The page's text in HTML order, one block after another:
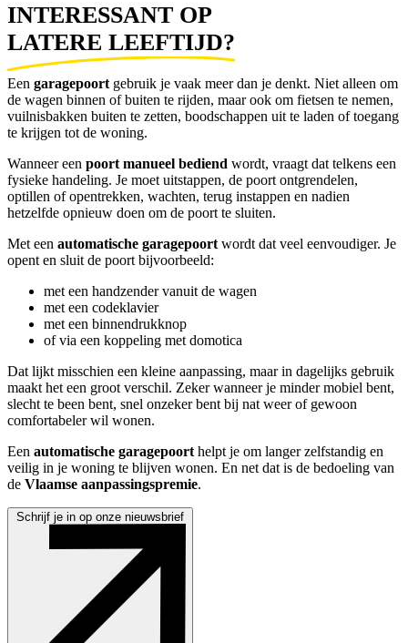
INTERESSANT OP
LATERE LEEFTIJD?
Een garagepoort gebruik je vaak meer dan je denkt. Niet alleen om
de wagen binnen of buiten te rijden, maar ook om fietsen te nemen,
vuilnisbakken buiten te zetten, boodschappen uit te laden of toegang
te krijgen tot de woning.
Wanneer een poort manueel bediend wordt, vraagt dat telkens een
fysieke handeling. Je moet uitstappen, de poort ontgrendelen,
optillen of opentrekken, wachten, terug instappen en nadien
hetzelfde opnieuw doen om de poort te sluiten.
Met een automatische garagepoort wordt dat veel eenvoudiger. Je
opent en sluit de poort bijvoorbeeld:
met een handzender vanuit de wagen
met een codeklavier
met een binnendrukknop
of via een koppeling met domotica
Dat lijkt misschien een kleine aanpassing, maar in dagelijks gebruik
maakt het een groot verschil. Zeker wanneer je minder mobiel bent,
slecht te been bent, snel onzeker bent bij nat weer of gewoon
comfortabeler wil wonen.
Een automatische garagepoort helpt je om langer zelfstandig en
veilig in je woning te blijven wonen. En net dat is de bedoeling van
de Vlaamse aanpassingspremie.
Schrijf je in op onze nieuwsbrief